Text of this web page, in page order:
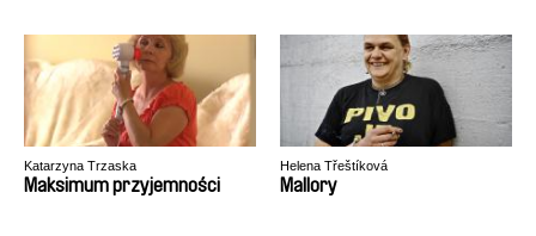
Katarzyna Trzaska
Maksimum przyjemności
Helena Třeštíková
Mallory